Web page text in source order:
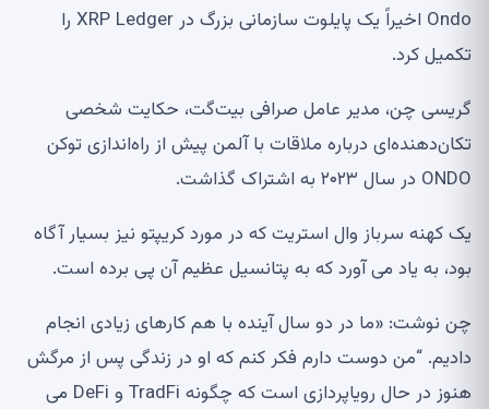
Ondo اخیراً یک پایلوت سازمانی بزرگ در XRP Ledger را
تکمیل کرد.
گریسی چن، مدیر عامل صرافی بیت‌گت، حکایت شخصی
تکان‌دهنده‌ای درباره ملاقات با آلمن پیش از راه‌اندازی توکن
ONDO در سال ۲۰۲۳ به اشتراک گذاشت.
یک کهنه سرباز وال استریت که در مورد کریپتو نیز بسیار آگاه
بود، به یاد می آورد که به پتانسیل عظیم آن پی برده است.
چن نوشت: «ما در دو سال آینده با هم کارهای زیادی انجام
دادیم. “من دوست دارم فکر کنم که او در زندگی پس از مرگش
هنوز در حال رویاپردازی است که چگونه TradFi و DeFi می